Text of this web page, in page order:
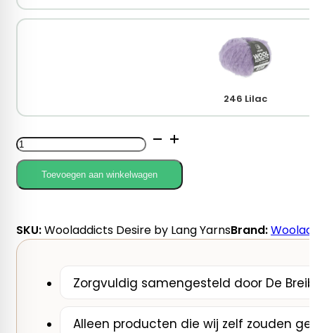
246 Lilac
Wooladdicts
DESIRE
Lang
aantal
Toevoegen aan winkelwagen
SKU:Wooladdicts Desire by Lang YarnsBrand:
Zorgvuldig samengesteld door De
Alleen producten die wij zelf zouden